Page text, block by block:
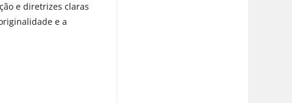
e diretrizes claras
e a